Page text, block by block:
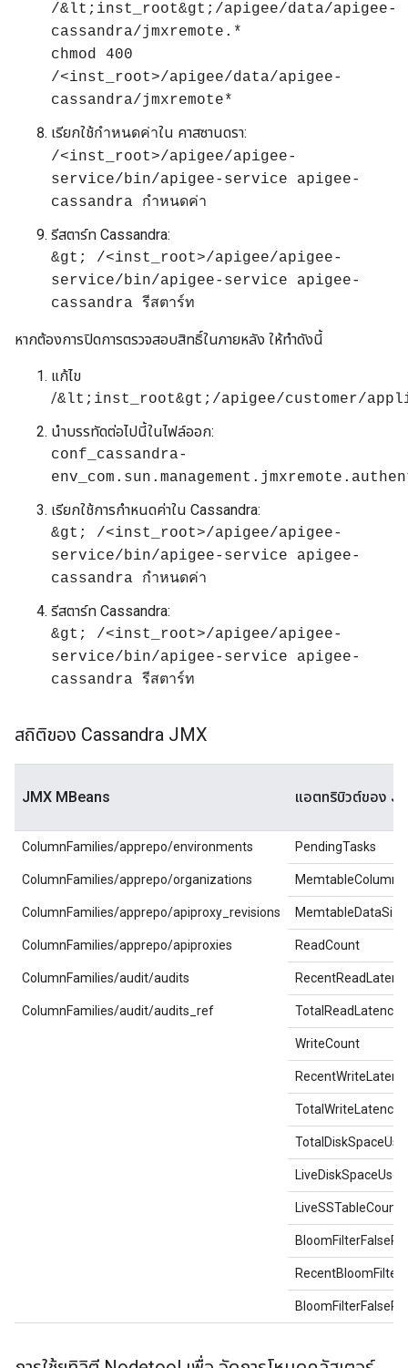
/&lt;inst_root&gt;/apigee/data/apigee-
cassandra/jmxremote.*
chmod 400
/<inst_root>/apigee/data/apigee-
cassandra/jmxremote*
เรียกใช้กำหนดค่าใน คาสซานดรา:
/<inst_root>/apigee/apigee-
service/bin/apigee-service apigee-
cassandra กำหนดค่า
รีสตาร์ท Cassandra:
&gt; /<inst_root>/apigee/apigee-
service/bin/apigee-service apigee-
cassandra รีสตาร์ท
หากต้องการปิดการตรวจสอบสิทธิ์ในภายหลัง ให้ทำดังนี้
แก้ไข
/&lt;inst_root&gt;/apigee/customer/
นำบรรทัดต่อไปนี้ในไฟล์ออก:
conf_cassandra-
เรียกใช้การกำหนดค่าใน Cassandra:
&gt; /<inst_root>/apigee/apigee-
service/bin/apigee-service apigee-
cassandra กำหนดค่า
รีสตาร์ท Cassandra:
&gt; /<inst_root>/apigee/apigee-
service/bin/apigee-service apigee-
cassandra รีสตาร์ท
สถิติของ Cassandra JMX
JMX MBeans แอตทริบิวต์ของ
ColumnFamilies/apprepo/environments
ColumnFamilies/apprepo/organizations
ColumnFamilies/apprepo/apiproxy_revisions
ColumnFamilies/apprepo/apiproxies
ColumnFamilies/audit/audits
ColumnFamilies/audit/audits_ref
PendingTasks
MemtableDataSize
ReadCount
WriteCount
LiveDiskSpaceUsed
LiveSSTableCount